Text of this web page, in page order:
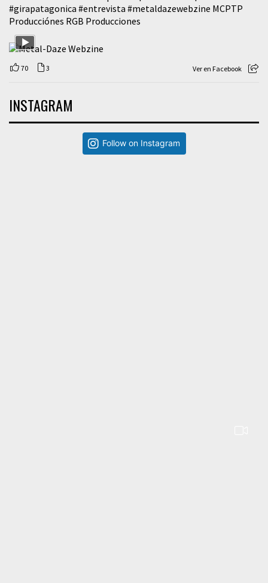
#girapatagonica #entrevista #metaldazewebzine MCPTP
Producciónes RGB Producciones
70 3 Ver en Facebook
INSTAGRAM
Follow on Instagram